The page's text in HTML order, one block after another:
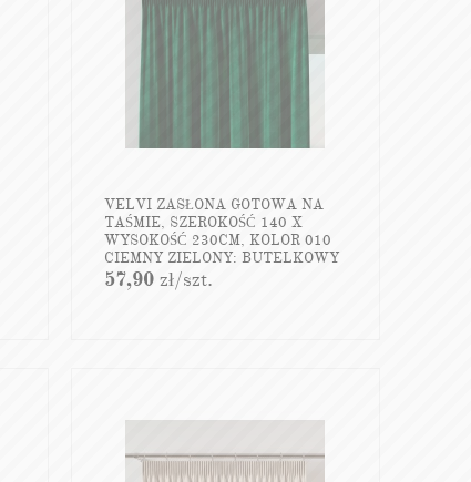
VELVI ZASŁONA GOTOWA NA
TAŚMIE, SZEROKOŚĆ 140 X
WYSOKOŚĆ 230CM, KOLOR 010
CIEMNY ZIELONY; BUTELKOWY
VELVI0
57,90zł/szt.